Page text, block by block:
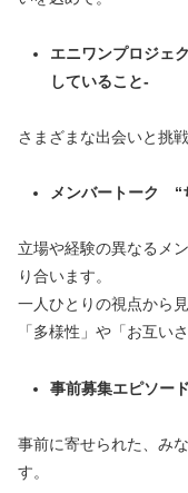
エニワンプロジェ
していること-
さまざまな出会いと挑
メンバートーク “
立場や経験の異なるメ
り合います。
一人ひとりの視点から
「多様性」や「お互い
事前募集エピソー
事前に寄せられた、み
す。